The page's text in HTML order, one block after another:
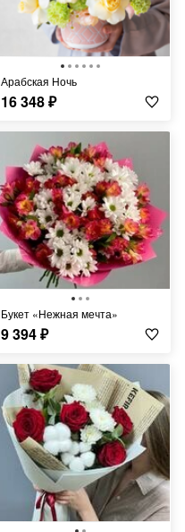
Арабская Ночь
16 348₽
Букет «Нежная мечта»
9 394₽